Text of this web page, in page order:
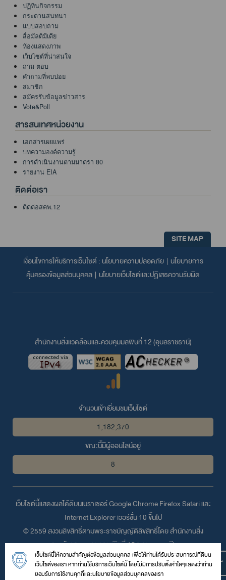
ปฏิทินกิจกรรม
กระดานสนทนา
แบบสอบถาม
สื่อมัลติมีเดีย
ห้องแสดงภาพ
เว็บไซต์ที่น่าสนใจ
ถาม-ตอบ
คำถามที่พบบ่อย
สมาชิก
สมัครรับข้อมูลข่าวสาร
Vote&Poll
สารสนเทศหน่วยงาน
เอกสารเผยแพร่
บทความองค์ความรู้
การดำเนินงานตามมาตรา 80
รายงาน EIA
ติดต่อเรา
ติดต่อสคพ.12
SITE MAP
เงื่อนไขการให้บริการเว็บไซต์ : นโยบายความปลอดภัย| นโยบายการ
คุ้มครองข้อมูลส่วนบุคคล | นโยบายเว็บไซต์และปฏิเสธความรับผิด
สำนักงานสิ่งแวดล้อมและควบคุมมลพิษที่ 12 (อุบลราชธานี)
จำนวนเข้าเยี่ยมชมเว็บไซต์
1,182,370
ขณะนี้มีผู้ออนไลน์อยู่
8
เว็บไซต์นี้แสดงผลได้ดีบนเบราเซอร์Google ChromeFirefoxSafariและ
Internet Explorerเวอร์ชั่น 10 ขึ้นไป
© 2559 สงวนลิขสิทธิ์ตามพระราชบัญญัติลิขสิทธิ์โดย สำนักงานสิ่ง
แวดล้อมและควบคุมมลพิษที่ 12 (อุบลราชธานี)
430 หมู่ 11 ถนนคลังอาวุธ ตำบลขามใหญ่ อำเภอเมือง จังหวัดอุบลราชธานี
34000
เว็บไซต์นี้ให้ความสำคัญต่อข้อมูลส่วนบุคคล เพื่อให้ท่านได้รับประสบการณ์ที่ดีบน
เว็บไซต์ของเรา หากท่านใช้บริการเว็บไซต์นี้ โดยไม่มีการปรับตั้งค่าใดๆแสดงว่าท่าน
ยอมรับการใช้งานคุกกี้และนโยบายข้อมูลส่วนบุคคลของเรา